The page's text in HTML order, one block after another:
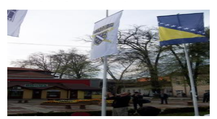
Više...